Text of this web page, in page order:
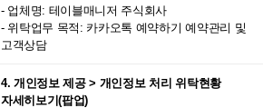
- 업체명: 테이블매니저 주식회사
- 위탁업무 목적: 카카오톡 예약하기 예약관리 및
고객상담
4. 개인정보 제공 > 개인정보 처리 위탁현황
자세히보기(팝업)